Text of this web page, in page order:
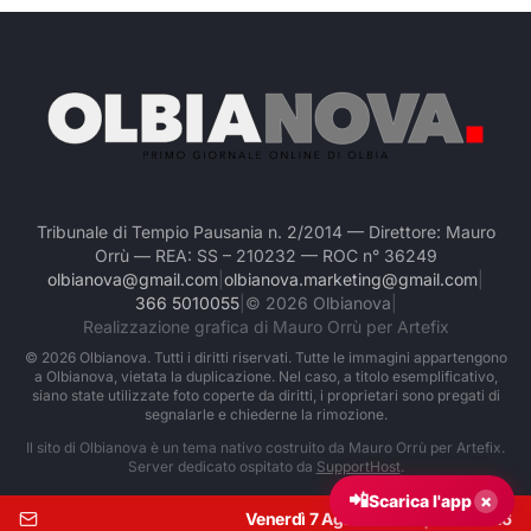
Tribunale di Tempio Pausania n. 2/2014 — Direttore: Mauro
Orrù — REA: SS – 210232 — ROC n° 36249
olbianova@gmail.com olbianova.marketing@gmail.com
366 5010055| © 2026 Olbianova
Realizzazione grafica di Mauro Orrù per Artefix
© 2026Olbianova. Tutti i diritti riservati. Tutte le immagini appartengono
a Olbianova, vietata la duplicazione. Nel caso, a titolo esemplificativo,
siano state utilizzate foto coperte da diritti, i proprietari sono pregati di
segnalarle e chiederne la rimozione.
Il sito di Olbianova è un tema nativo costruito da Mauro Orrù per Artefix.
Server dedicato ospitato da SupportHost.
Venerdì 7 Agosto 2026 03:46
📲Scarica l'app ×